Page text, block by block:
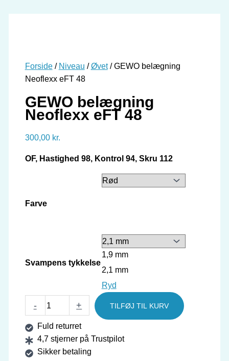
Forside/ Niveau /Øvet/ GEWO belægning
Neoflexx eFT 48
GEWO belægning
Neoflexx eFT 48
300,00 kr.
OF, Hastighed 98, Kontrol 94, Skru 112
Farve
Svampens tykkelse
1,9 mm
2,1 mm
Ryd
-
GEWO
belægning
Neoflexx
eFT
48
+ TILFØJ TIL KURV
Fuld returret
4,7 stjerner på Trustpilot
Sikker betaling